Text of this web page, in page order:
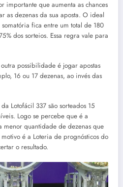
importante que aumenta as chances
as dezenas da sua aposta. O ideal
fica entre um total de 180
dos sorteios. Essa regra vale para
possibilidade é jogar apostas
16 ou 17 dezenas, ao invés das
Lotofácil 337 são sorteados 15
Logo se percebe que é a
menor quantidade de dezenas que
é a Loteria de prognósticos do
o resultado.